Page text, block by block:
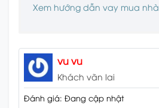
Xem hướng dẫn vay mua nhà
vu vu
Khách vãn lai
Đánh giá: Đang cập nhật